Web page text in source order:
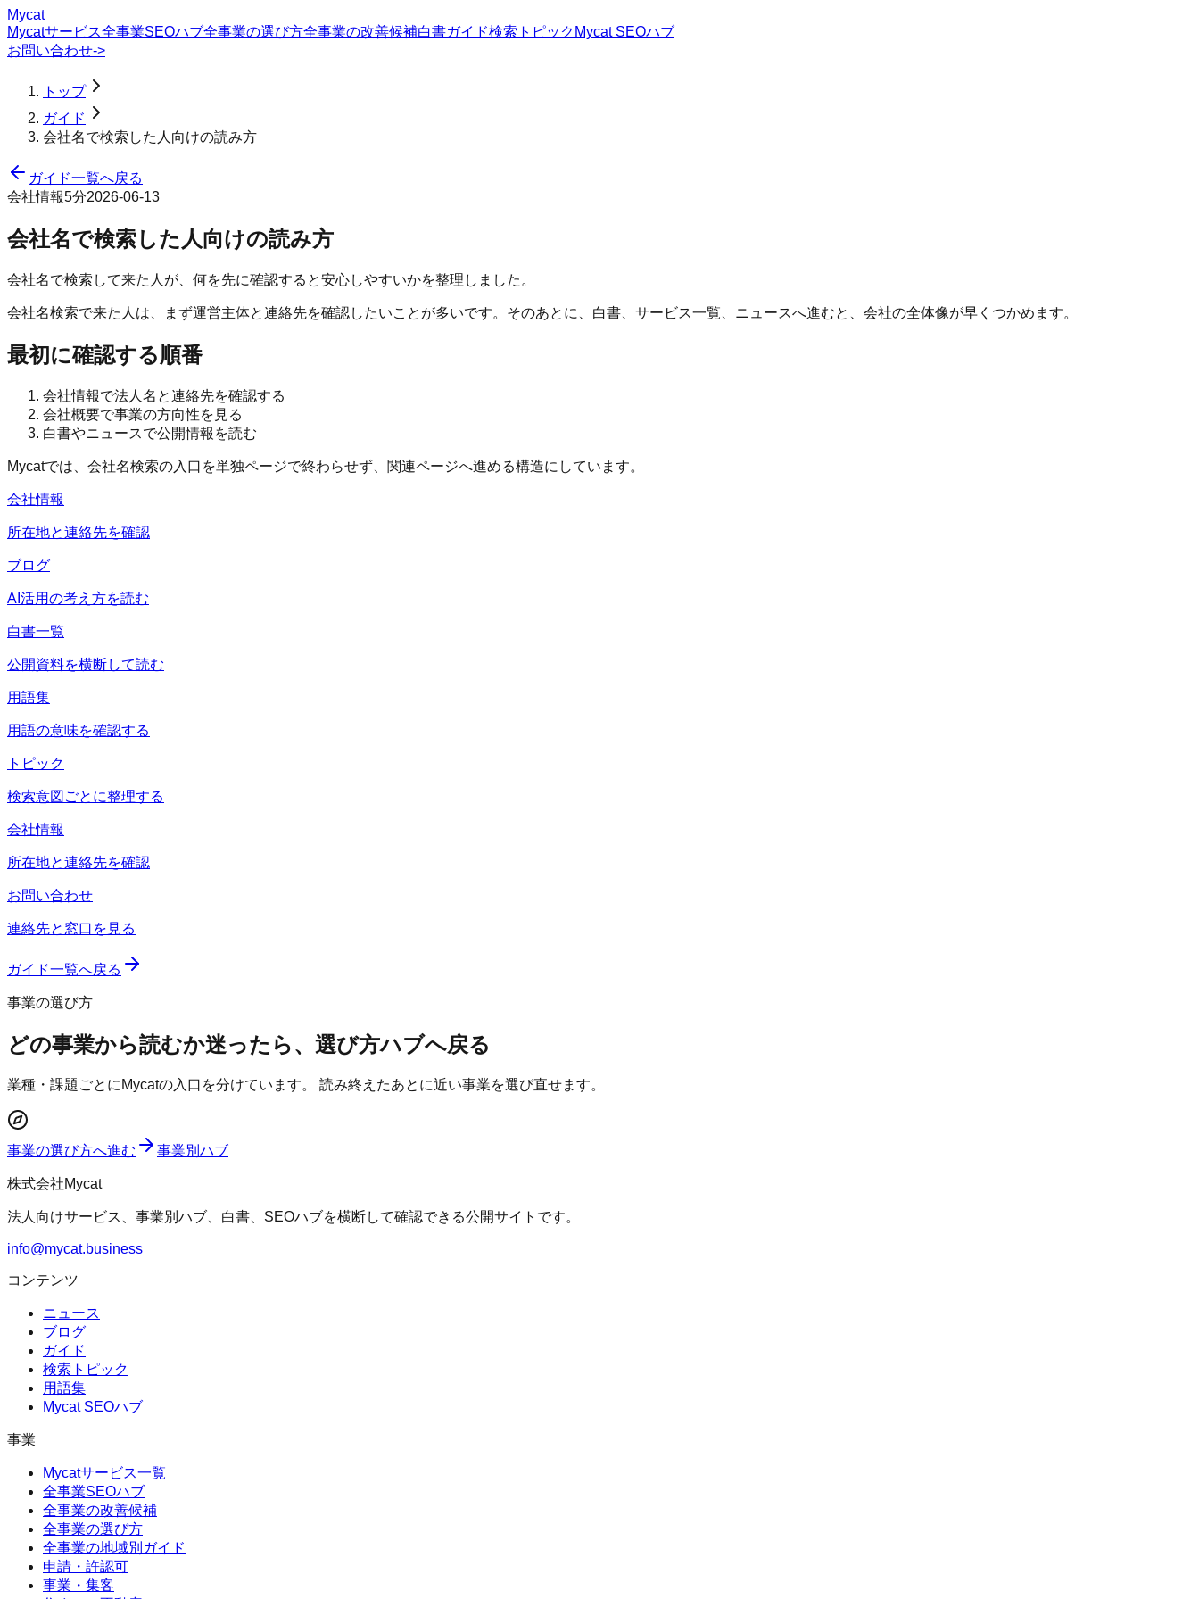
Mycat
Mycatサービス全事業SEOハブ全事業の選び方全事業の改善候補白書ガイド検索トピック Mycat SEOハブ
お問い合わせ->
トップ
ガイド
会社名で検索した人向けの読み方
ガイド一覧へ戻る
会社情報5分2026-06-13
会社名で検索した人向けの読み方
会社名で検索して来た人が、何を先に確認すると安心しやすいかを整理しました。
会社名検索で来た人は、まず運営主体と連絡先を確認したいことが多いです。そのあとに、白書、サービス一覧、ニュースへ進むと、会社の全体像が早くつかめます。
最初に確認する順番
会社情報で法人名と連絡先を確認する
会社概要で事業の方向性を見る
白書やニュースで公開情報を読む
Mycatでは、会社名検索の入口を単独ページで終わらせず、関連ページへ進める構造にしています。
会社情報
所在地と連絡先を確認
ブログ
AI活用の考え方を読む
白書一覧
公開資料を横断して読む
用語集
用語の意味を確認する
トピック
検索意図ごとに整理する
会社情報
所在地と連絡先を確認
お問い合わせ
連絡先と窓口を見る
ガイド一覧へ戻る
事業の選び方
どの事業から読むか迷ったら、選び方ハブへ戻る
業種・課題ごとにMycatの入口を分けています。 読み終えたあとに近い事業を選び直せます。
事業の選び方へ進む 事業別ハブ
株式会社Mycat
法人向けサービス、事業別ハブ、白書、SEOハブを横断して確認できる公開サイトです。
info@mycat.business
コンテンツ
ニュース
ブログ
ガイド
検索トピック
用語集
Mycat SEOハブ
事業
Mycatサービス一覧
全事業SEOハブ
全事業の改善候補
全事業の選び方
全事業の地域別ガイド
申請・許認可
事業・集客